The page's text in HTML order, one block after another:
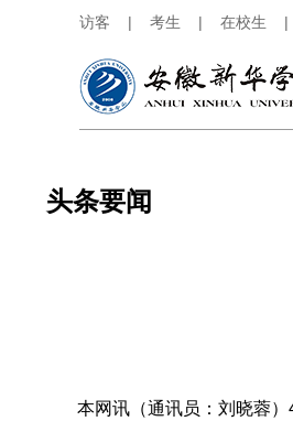
访客 | 考生 | 在校生 |
头条要闻
本网讯（通讯员：刘晓蓉）4